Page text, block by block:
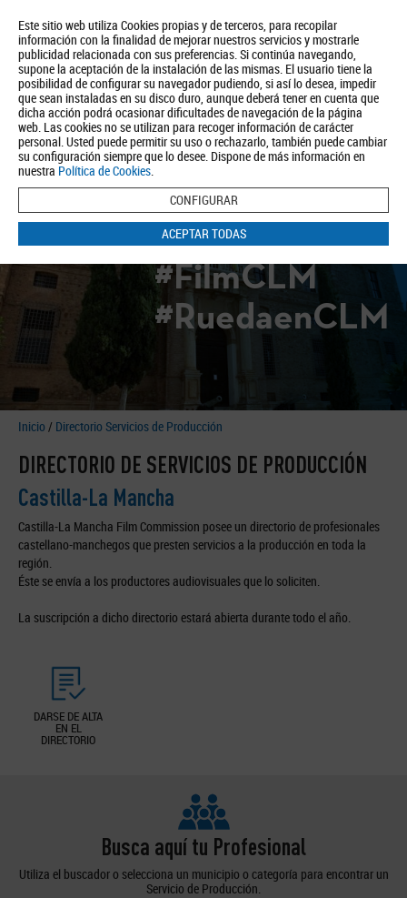
Este sitio web utiliza Cookies propias y de terceros, para recopilar
información con la finalidad de mejorar nuestros servicios y mostrarle
publicidad relacionada con sus preferencias. Si continúa navegando,
supone la aceptación de la instalación de las mismas. El usuario tiene la
posibilidad de configurar su navegador pudiendo, si así lo desea, impedir
que sean instaladas en su disco duro, aunque deberá tener en cuenta que
dicha acción podrá ocasionar dificultades de navegación de la página
web. Las cookies no se utilizan para recoger información de carácter
personal. Usted puede permitir su uso o rechazarlo, también puede cambiar
su configuración siempre que lo desee. Dispone de más información en
nuestra Política de Cookies.
CONFIGURAR
ACEPTAR TODAS
Quiénes somos Turismo Política de Privacidad Aviso Legal
Política de Cookies
BUSCAR
#FilmCLM
#RuedaenCLM
Inicio / Directorio Servicios de Producción
DIRECTORIO DE SERVICIOS DE PRODUCCIÓN
Castilla-La Mancha
Castilla-La Mancha Film Commission posee un directorio de profesionales
castellano-manchegos que presten servicios a la producción en toda la
región.
Éste se envía a los productores audiovisuales que lo soliciten.
La suscripción a dicho directorio estará abierta durante todo el año.
DARSE DE ALTA
EN EL
DIRECTORIO
Busca aquí tu Profesional
Utiliza el buscador o selecciona un municipio o categoría para encontrar un
Servicio de Producción.